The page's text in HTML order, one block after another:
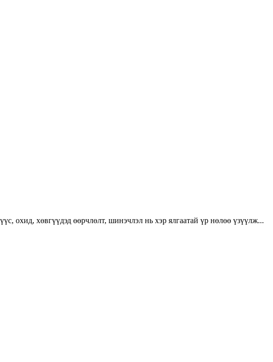
охид, хөвгүүдэд өөрчлөлт, шинэчлэл нь хэр ялгаатай үр нөлөө үзүүлж...